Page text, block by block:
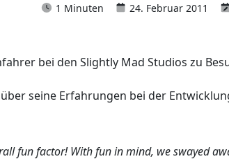
1 Minuten 24. Februar 2011
bei den Slightly Mad Studios zu
seine Erfahrungen bei der
fun factor! With fun in mind, we swayed